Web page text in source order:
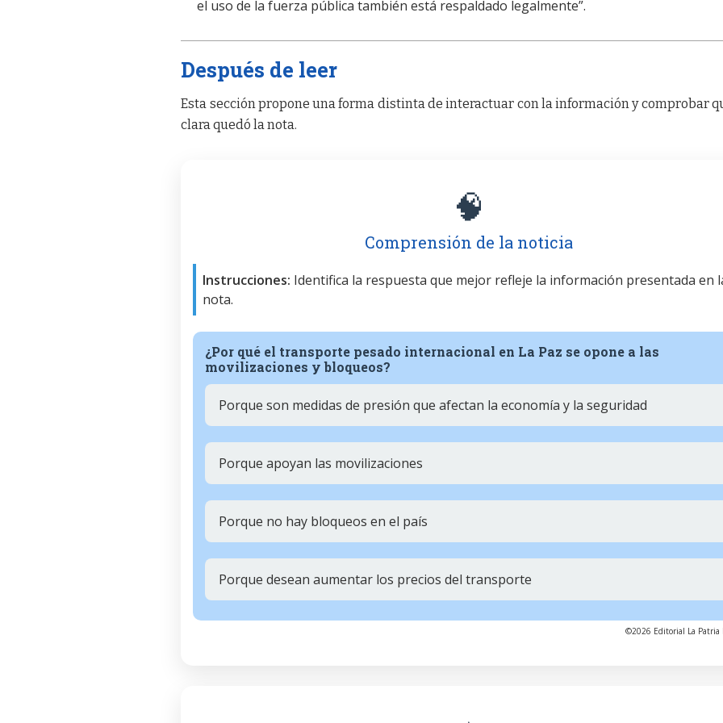
el uso de la fuerza pública también está respaldado legalmente”.
Después de leer
Esta sección propone una forma distinta de interactuar con la información y comprobar
clara quedó la nota.
🧠
Comprensión de la noticia
Instrucciones: Identifica la respuesta que mejor refleje la información presentada en
nota.
¿Por qué el transporte pesado internacional en La Paz se opone a las
movilizaciones y bloqueos?
Porque son medidas de presión que afectan la economía y la seguridad
Porque apoyan las movilizaciones
Porque no hay bloqueos en el país
Porque desean aumentar los precios del transporte
©2026 Editorial La Patria